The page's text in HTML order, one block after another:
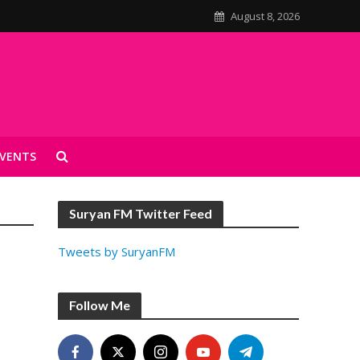
August 8, 2026
Suryan FM Twitter Feed
Tweets by SuryanFM
Follow Me